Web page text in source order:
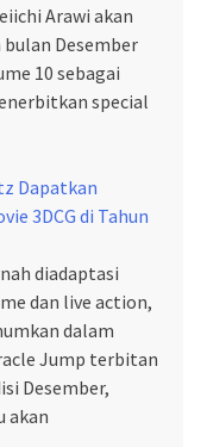
Arawi akan
Desember
10 sebagai
special
Dapatkan
3DCG di Tahun
diadaptasi
dan live action,
dalam
Jump terbitan
Desember,
akan